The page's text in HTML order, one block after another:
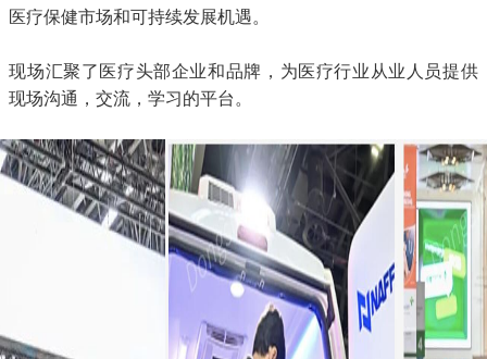
医疗保健市场和可持续发展机遇。
现场汇聚了医疗头部企业和品牌，为医疗行业从业人员提供
现场沟通，交流，学习的平台。